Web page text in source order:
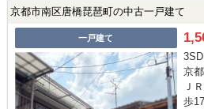
京都市南区唐橋琵琶町の中古一戸建て
一戸建て
京
Ｊ
歩